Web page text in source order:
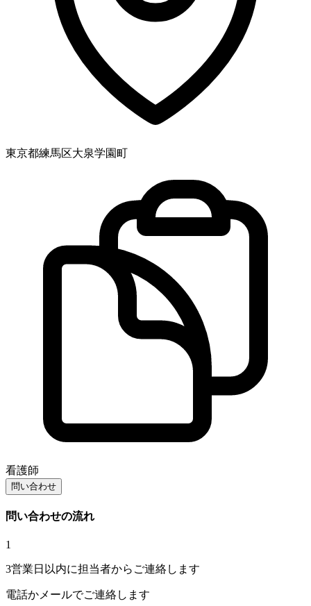
東京都練馬区大泉学園町
看護師
問い合わせ
問い合わせの流れ
1
3営業日以内に担当者からご連絡します
電話かメールでご連絡します